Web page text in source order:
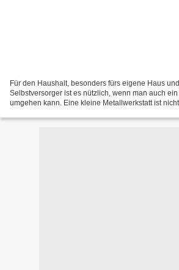
Für den Haushalt, besonders fürs eigene Haus
Selbstversorger ist es nützlich, wenn man auch
umgehen kann. Eine kleine Metallwerkstatt ist